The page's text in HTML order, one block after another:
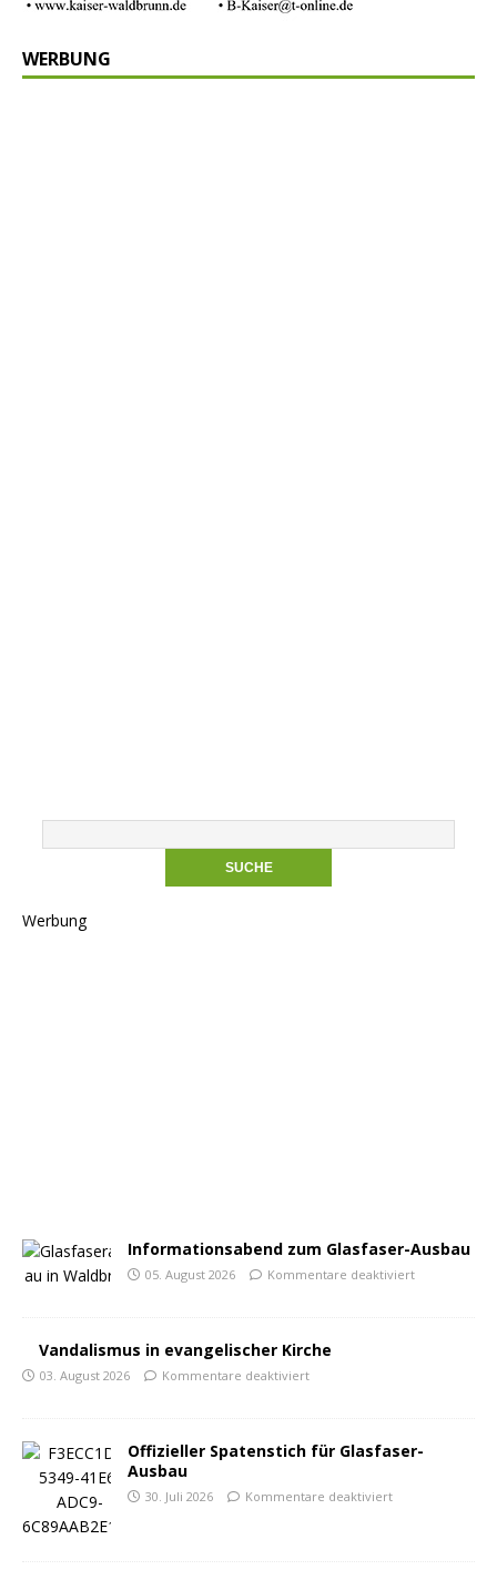
WERBUNG
Werbung
Informationsabend zum Glasfaser-Ausbau
05. August 2026 Kommentare deaktiviert
Vandalismus in evangelischer Kirche
03. August 2026 Kommentare deaktiviert
Offizieller Spatenstich für Glasfaser-
Ausbau
30. Juli 2026 Kommentare deaktiviert